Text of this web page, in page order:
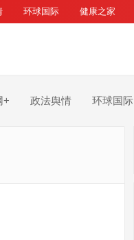
环球国际 健康之家
+ 政法舆情 环球国际